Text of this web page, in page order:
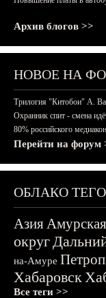
Архив блогов >>
НОВОЕ НА
Трилогия "Китобои" А.
Охранник спит - смена
80% российского
Перейти на форум
ОБЛАКО
Азия
округ
на-Амуре
Хабаровск
Все теги >>